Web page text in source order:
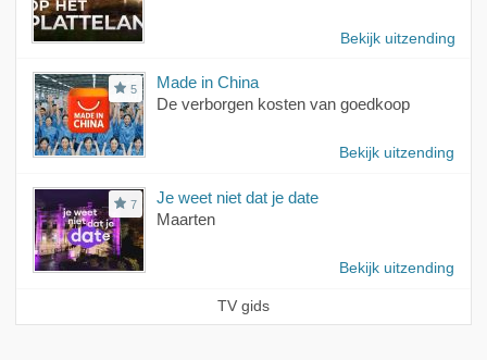
Bekijk uitzending
5
Made in China
De verborgen kosten van goedkoop
Bekijk uitzending
7
Je weet niet dat je date
Maarten
Bekijk uitzending
TV gids